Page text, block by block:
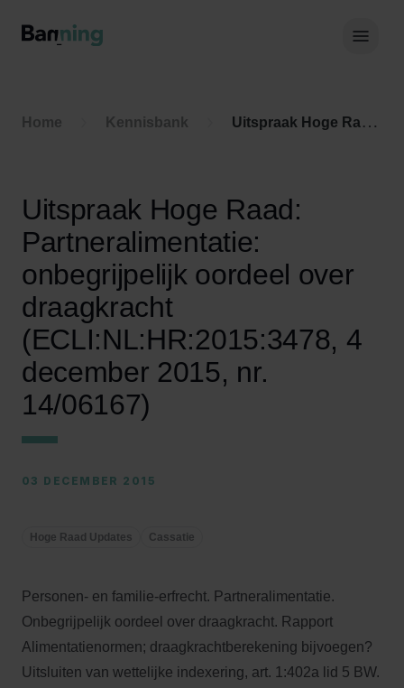
Home Kennisbank Uitspraak Hoge Raad: Partneralimentatie: onbegrijpelijk oordeel over draagkracht (ECLI:NL:HR:2015:3478, 4 december 2015, nr. 14/06167)
Uitspraak Hoge Raad:
Partneralimentatie:
onbegrijpelijk oordeel over
draagkracht
(ECLI:NL:HR:2015:3478, 4
december 2015, nr.
14/06167)
03 DECEMBER 2015
Hoge Raad Updates Cassatie
Personen- en familie-erfrecht. Partneralimentatie.
Onbegrijpelijk oordeel over draagkracht. Rapport
Alimentatienormen; draagkrachtberekening bijvoegen?
Uitsluiten van wettelijke indexering, art. 1:402a lid 5 BW.